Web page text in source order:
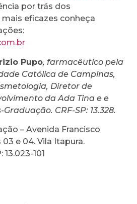
por trás dos
eficazes conheça
Pupo, farmacêutico pela
Católica de Campinas,
Diretor de
da Ada Tina e e
CRF-SP: 13.328.
– Avenida Francisco
03 e 04. Vila Itapura.
13.023-101